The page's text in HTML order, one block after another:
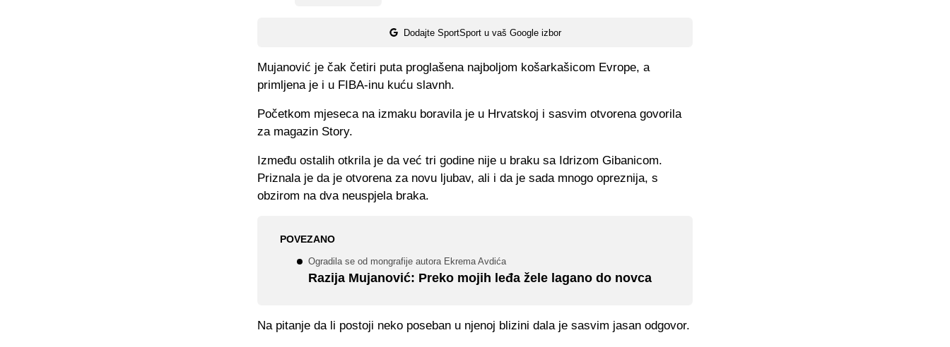
Dodajte SportSport u vaš Google izbor
Mujanović je čak četiri puta proglašena najboljom košarkašicom Evrope, a
primljena je i u FIBA-inu kuću slavnh.
Početkom mjeseca na izmaku boravila je u Hrvatskoj i sasvim otvorena govorila
za magazin Story.
Između ostalih otkrila je da već tri godine nije u braku sa Idrizom Gibanicom.
Priznala je da je otvorena za novu ljubav, ali i da je sada mnogo opreznija, s
obzirom na dva neuspjela braka.
POVEZANO
Ogradila se od mongrafije autora Ekrema Avdića
Razija Mujanović: Preko mojih leđa žele lagano do novca
Na pitanje da li postoji neko poseban u njenoj blizini dala je sasvim jasan odgovor.